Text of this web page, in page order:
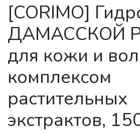
[CORIMO]
ДАМАССКОЙ
для кожи и
комплексом
растительных
экстрактов,